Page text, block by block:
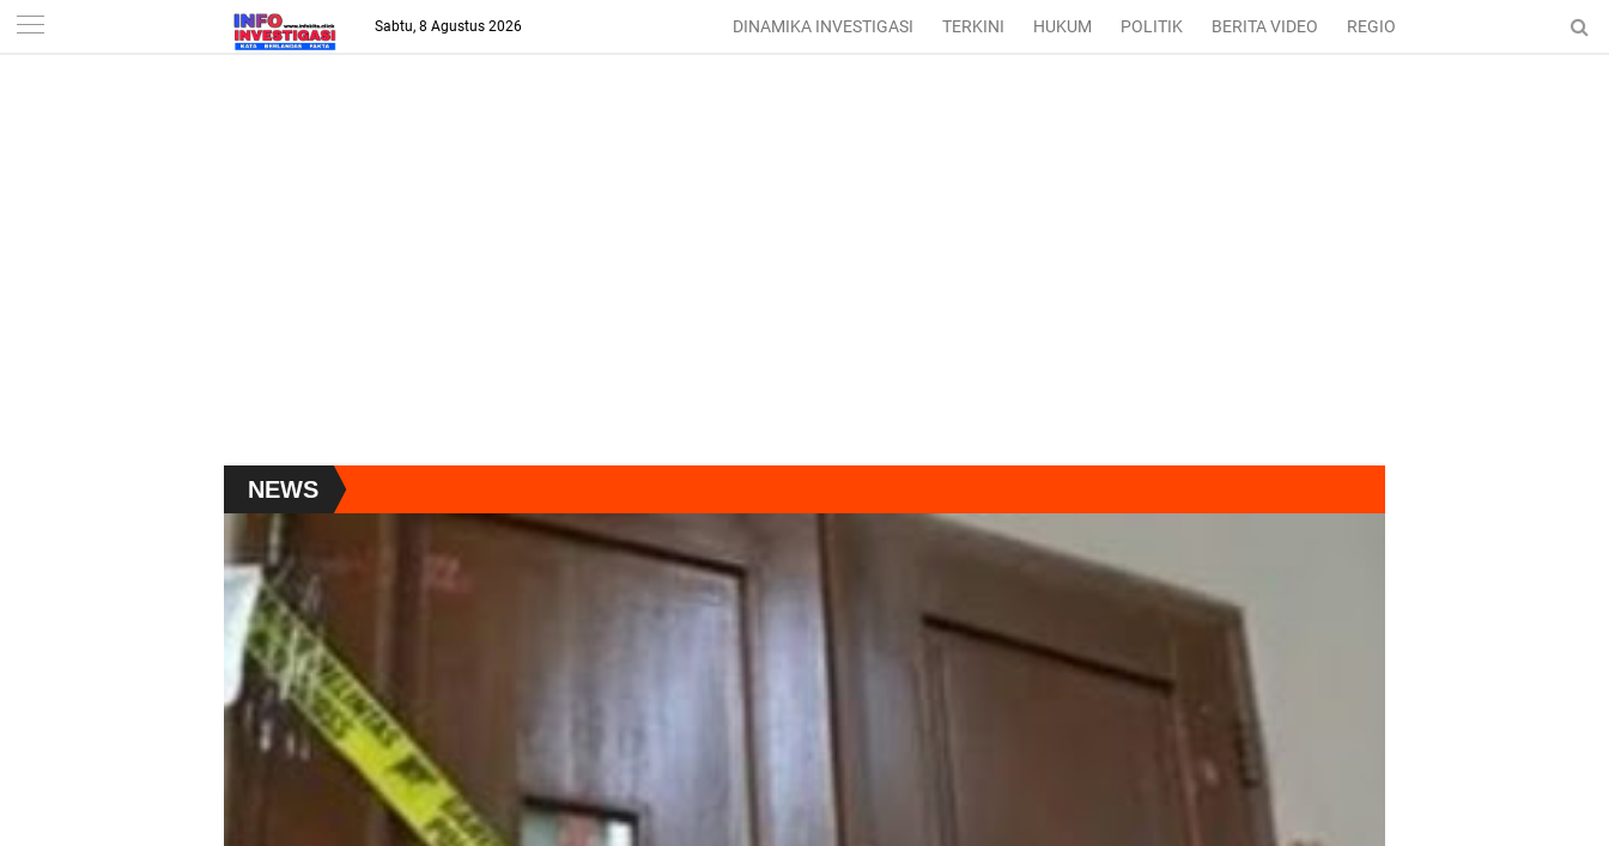
-->
Sabtu, 8 Agustus 2026 DINAMIKA INVESTIGASI TERKINI HUKUM POLITIK BERITA VIDEO REGIONAL ENTERTAINMENT
NEWS